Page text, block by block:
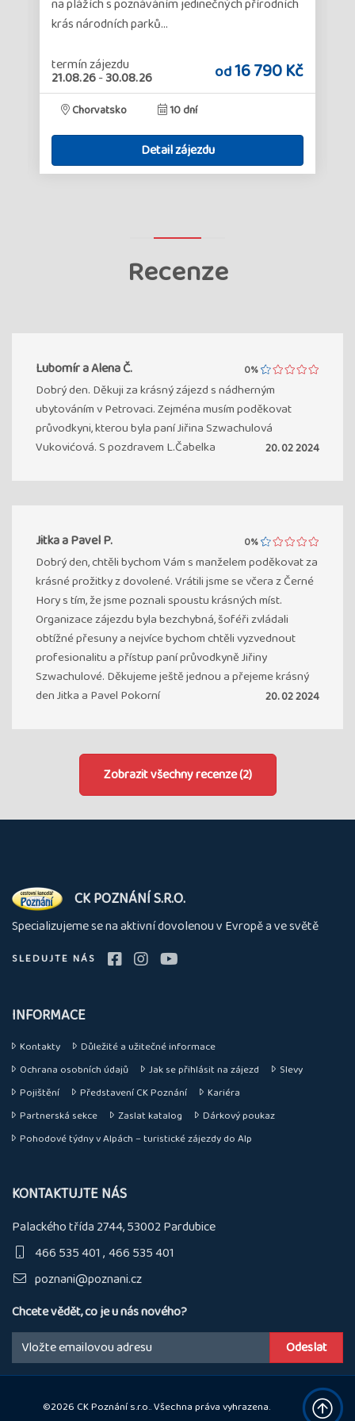
na plážích s poznáváním jedinečných přírodních
krás národních parků…
termín zájezdu
21.08.26-30.08.26 od16 790 Kč
Chorvatsko 10 dní
Detail zájezdu
Recenze
Lubomír a Alena Č. 0%
Dobrý den. Děkuji za krásný zájezd s nádherným
ubytováním v Petrovaci. Zejména musím poděkovat
průvodkyni, kterou byla paní Jiřina Szwachulová
Vukovićová. S pozdravem L.Čabelka
20. 02 2024
Jitka a Pavel P. 0%
Dobrý den, chtěli bychom Vám s manželem poděkovat za
krásné prožitky z dovolené. Vrátili jsme se včera z Černé
Hory s tím, že jsme poznali spoustu krásných míst.
Organizace zájezdu byla bezchybná, šoféři zvládali
obtížné přesuny a nejvíce bychom chtěli vyzvednout
profesionalitu a přístup paní průvodkyně Jiřiny
Szwachulové. Děkujeme ještě jednou a přejeme krásný
den Jitka a Pavel Pokorní
20. 02 2024
Zobrazit všechny recenze (2)
O
nás
CK POZNÁNÍ S.R.O.
Specializujeme se na aktivní dovolenou v Evropě a ve světě
SLEDUJTE NÁS
INFORMACE
Kontakty
Důležité a užitečné informace
Ochrana osobních údajů
Jak se přihlásit na zájezd
Slevy
Pojištění
Představení CK Poznání
Kariéra
Partnerská sekce
Zaslat katalog
Dárkový poukaz
Pohodové týdny v Alpách – turistické zájezdy do Alp
KONTAKTUJTE NÁS
Palackého třída 2744, 53002 Pardubice
466 535 401 466 535 401
poznani@poznani.cz
Chcete vědět, co je u nás nového?
Email:
©2026 CK Poznání s.r.o.. Všechna práva vyhrazena.